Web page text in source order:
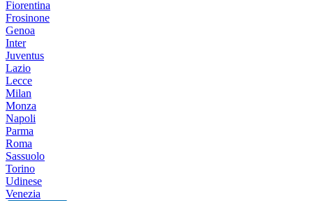
Fiorentina
Frosinone
Genoa
Inter
Juventus
Lazio
Lecce
Milan
Monza
Napoli
Parma
Roma
Sassuolo
Torino
Udinese
Venezia